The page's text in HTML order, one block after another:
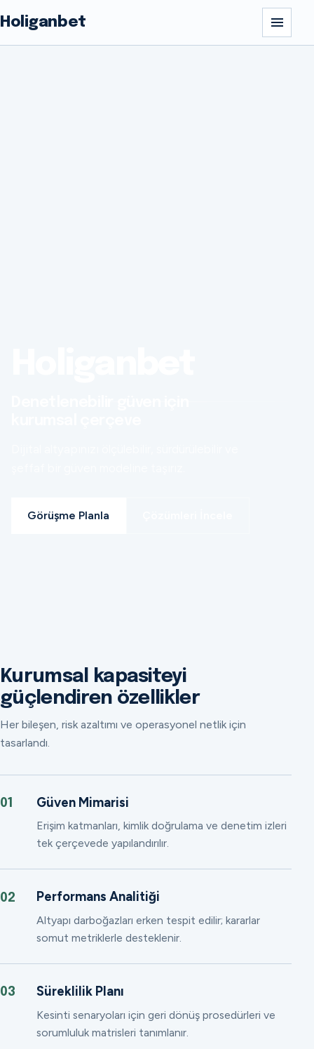
Holiganbet
Görüşme Planla
Kurumsal kapasiteyi
güçlendiren özellikler
Her bileşen, risk azaltımı ve operasyonel netlik için
tasarlandı.
01 Güven Mimarisi
Erişim katmanları, kimlik doğrulama ve denetim izleri
tek çerçevede yapılandırılır.
02 Performans Analitiği
Altyapı darboğazları erken tespit edilir; kararlar
somut metriklerle desteklenir.
03 Süreklilik Planı
Kesinti senaryoları için geri dönüş prosedürleri ve
sorumluluk matrisleri tanımlanır.